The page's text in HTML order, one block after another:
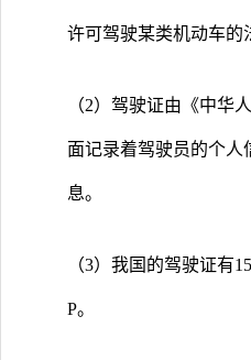
许可驾驶某类机动车的
（2）驾驶证由《中华
面记录着驾驶员的个
息。
（3）我国的驾驶证有
P。